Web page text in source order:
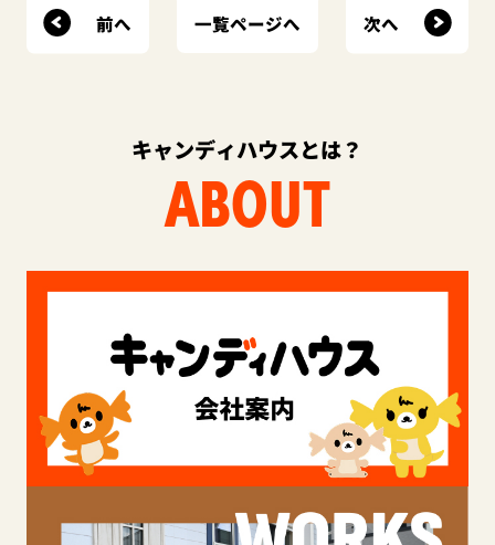
前へ 一覧ページへ 次へ
キャンディハウスとは？
ABOUT